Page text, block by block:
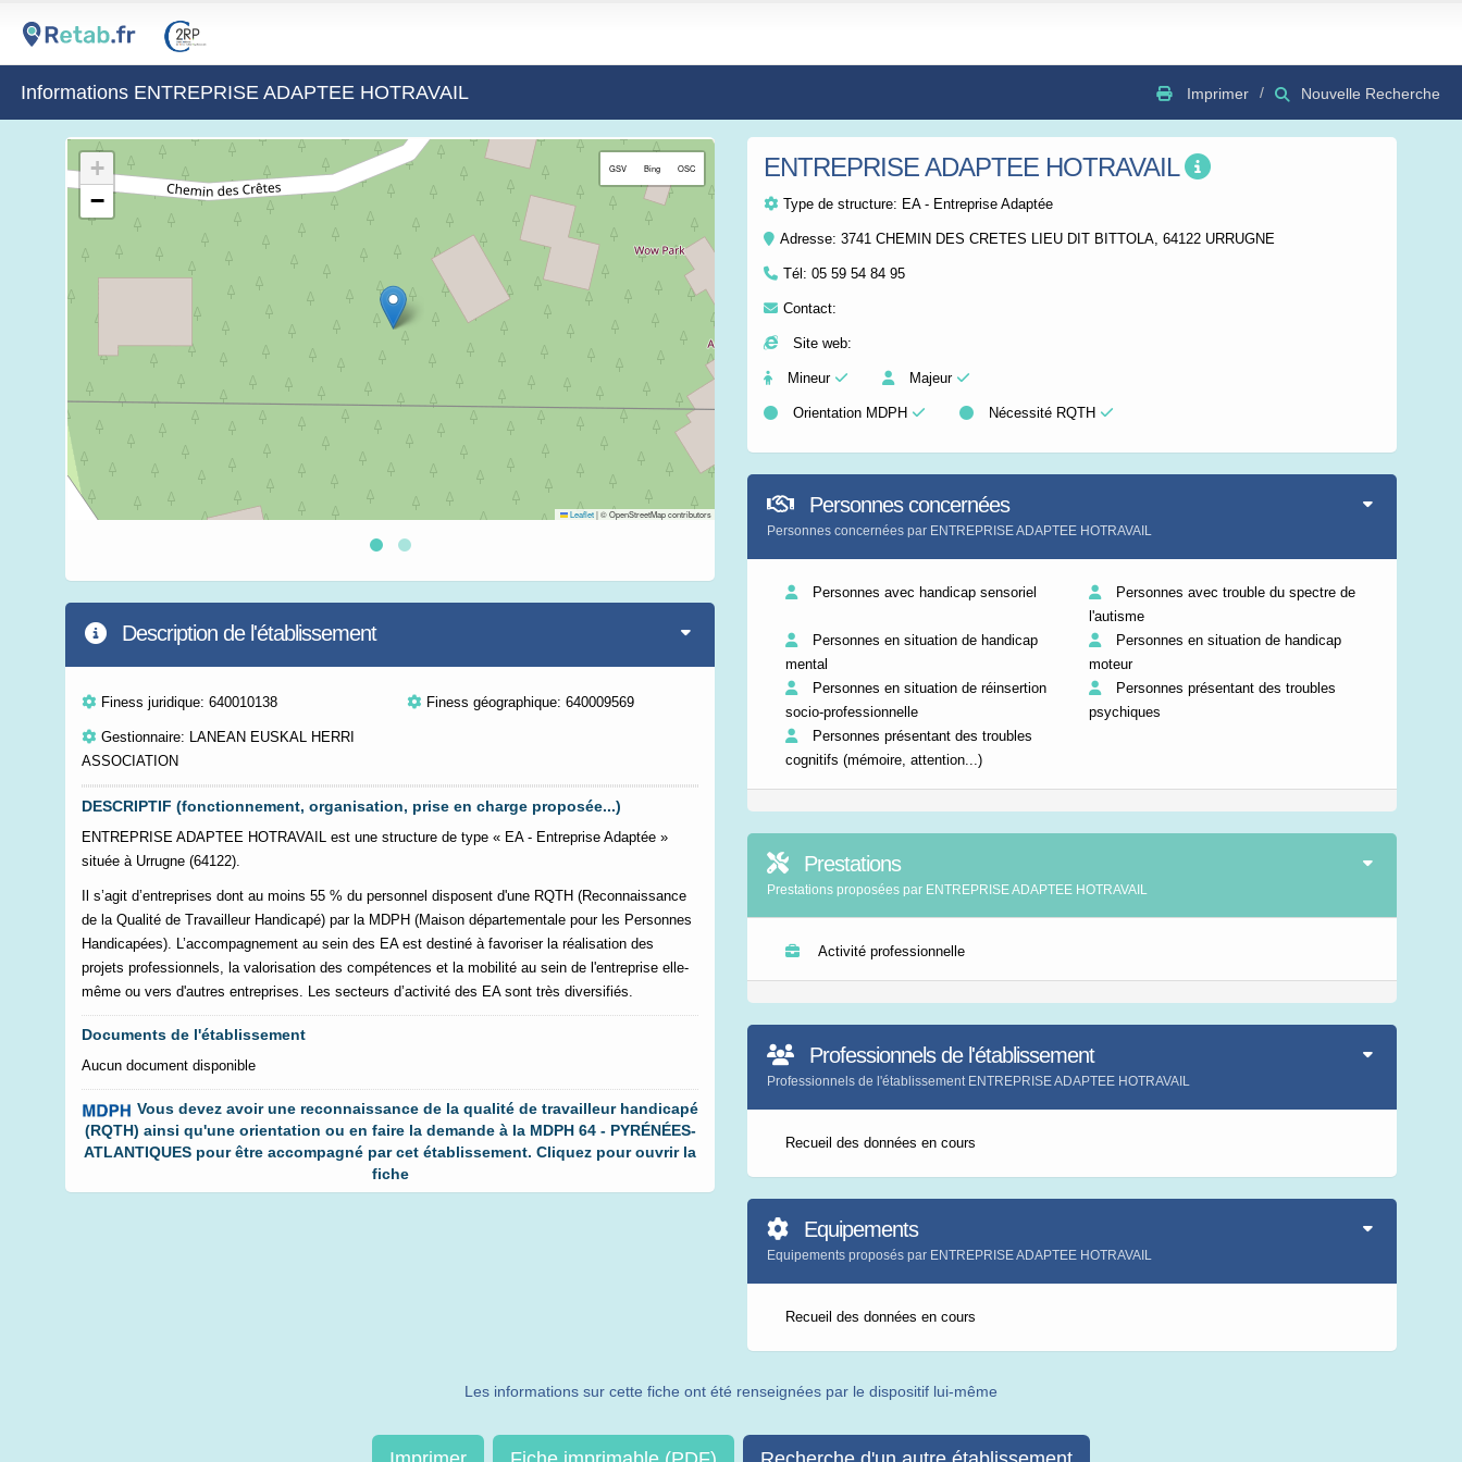
Informations ENTREPRISE ADAPTEE HOTRAVAIL Imprimer Nouvelle Recherche
+
−
GSV Bing OSC
Leaflet|© OpenStreetMap contributors
Description de l'établissement
Finess juridique: 640010138 Finess géographique: 640009569
Gestionnaire: LANEAN EUSKAL HERRI
ASSOCIATION
DESCRIPTIF (fonctionnement, organisation, prise en charge proposée...)
ENTREPRISE ADAPTEE HOTRAVAIL est une structure de type « EA - Entreprise Adaptée »
située à Urrugne (64122).
Il s’agit d’entreprises dont au moins 55 % du personnel disposent d'une RQTH (Reconnaissance
de la Qualité de Travailleur Handicapé) par la MDPH (Maison départementale pour les Personnes
Handicapées). L’accompagnement au sein des EA est destiné à favoriser la réalisation des
projets professionnels, la valorisation des compétences et la mobilité au sein de l'entreprise elle-
même ou vers d'autres entreprises. Les secteurs d’activité des EA sont très diversifiés.
Documents de l'établissement
Aucun document disponible
Vous devez avoir une reconnaissance de la qualité de travailleur handicapé
(RQTH) ainsi qu'une orientation ou en faire la demande à la MDPH 64 - PYRÉNÉES-
ATLANTIQUES pour être accompagné par cet établissement. Cliquez pour ouvrir la
fiche
ENTREPRISE ADAPTEE HOTRAVAIL
Type de structure: EA - Entreprise Adaptée
Adresse: 3741 CHEMIN DES CRETES LIEU DIT BITTOLA, 64122 URRUGNE
Tél: 05 59 54 84 95
Contact:
Site web:
Mineur Majeur
Orientation MDPH Nécessité RQTH
Personnes concernées
Personnes concernées par ENTREPRISE ADAPTEE HOTRAVAIL
Personnes avec handicap sensoriel
Personnes avec trouble du spectre de
l'autisme
Personnes en situation de handicap
mental
Personnes en situation de handicap
moteur
Personnes en situation de réinsertion
socio-professionnelle
Personnes présentant des troubles
psychiques
Personnes présentant des troubles
cognitifs (mémoire, attention...)
Prestations
Prestations proposées par ENTREPRISE ADAPTEE HOTRAVAIL
Activité professionnelle
Professionnels de l'établissement
Professionnels de l'établissement ENTREPRISE ADAPTEE HOTRAVAIL
Recueil des données en cours
Equipements
Equipements proposés par ENTREPRISE ADAPTEE HOTRAVAIL
Recueil des données en cours
Les informations sur cette fiche ont été renseignées par le dispositif lui-même